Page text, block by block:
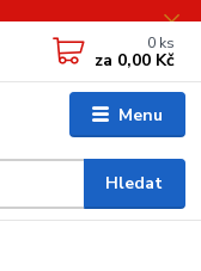
Menu
Hledat
0 ks
za 0,00 Kč